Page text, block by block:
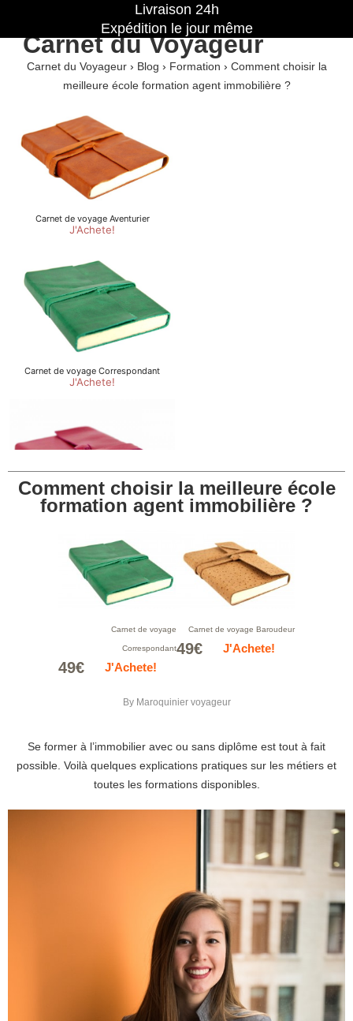
Carnet du Voyageur
Carnet du Voyageur› Blog › Formation › Comment choisir la
meilleure école formation agent immobilière ?
Comment choisir la meilleure école
formation agent immobilière ?
Carnet de voyage
Correspondant
49€ J'Achete!
Carnet de voyage Baroudeur
49€ J'Achete!
By Maroquinier voyageur
Se former à l’immobilier avec ou sans diplôme est tout à fait
possible. Voilà quelques explications pratiques sur les métiers et
toutes les formations disponibles.
Livraison 24h
Expédition le jour même